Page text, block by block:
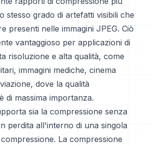
stesso grado di artefatti visibili che
presenti nelle immagini JPEG. Ciò
vantaggioso per applicazioni di
risoluzione e alta qualità, come
immagini mediche, cinema
dove la qualità
di massima importanza.
sia la compressione senza
perdita all'interno di una singola
La compressione